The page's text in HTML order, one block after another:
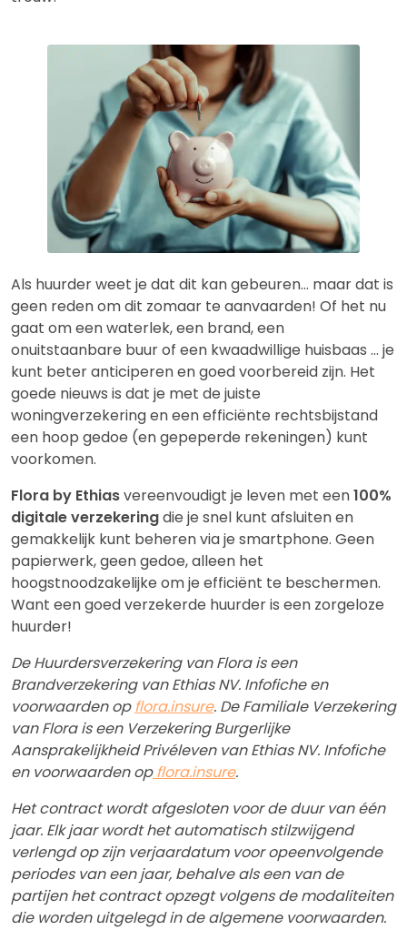
Als huurder weet je dat dit kan gebeuren… maar dat is
geen reden om dit zomaar te aanvaarden! Of het nu
gaat om een waterlek, een brand, een
onuitstaanbare buur of een kwaadwillige huisbaas … je
kunt beter anticiperen en goed voorbereid zijn. Het
goede nieuws is dat je met de juiste
woningverzekering en een efficiënte rechtsbijstand
een hoop gedoe (en gepeperde rekeningen) kunt
voorkomen.
Flora by Ethiasvereenvoudigt je leven met een100%
digitale verzekeringdie je snel kunt afsluiten en
gemakkelijk kunt beheren via je smartphone. Geen
papierwerk, geen gedoe, alleen het
hoogstnoodzakelijke om je efficiënt te beschermen.
Want een goed verzekerde huurder is een zorgeloze
huurder!
De Huurdersverzekering van Flora is een
Brandverzekering van Ethias NV. Infofiche en
voorwaarden opflora.insure. De Familiale Verzekering
van Flora is een Verzekering Burgerlijke
Aansprakelijkheid Privéleven van Ethias NV. Infofiche
en voorwaarden opflora.insure.
Het contract wordt afgesloten voor de duur van één
jaar. Elk jaar wordt het automatisch stilzwijgend
verlengd op zijn verjaardatum voor opeenvolgende
periodes van een jaar, behalve als een van de
partijen het contract opzegt volgens de modaliteiten
die worden uitgelegd in de algemene voorwaarden.